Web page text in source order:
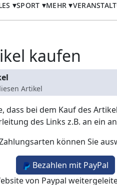
SPORT MEHR
kaufen
Artikel
dass bei dem Kauf des
des Links z.B. an ein
können Sie
Bezahlen mit PayPal
von Paypal